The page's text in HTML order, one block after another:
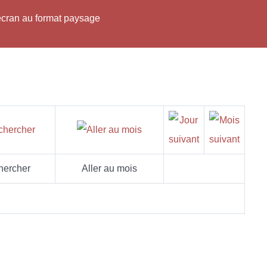
au format paysage
Aller au mois